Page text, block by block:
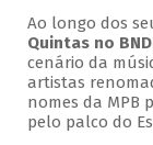
Ao longo dos
Quintas no
cenário da
artistas
nomes da MPB
pelo palco do